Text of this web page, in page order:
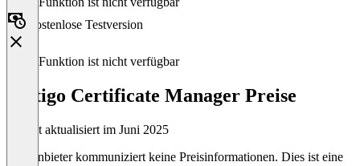
Kostenlose Testversion
Diese Funktion ist nicht verfügbar
Sectigo Certificate Manager Preise
Zuletzt aktualisiert im Juni 2025
Der Anbieter kommuniziert keine Preisinformationen. Dies ist eine